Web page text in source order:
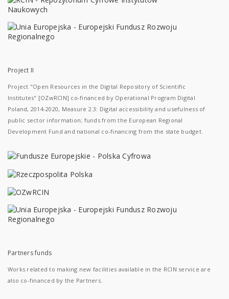
Project II
Project "Open Resources in the Digital Repository of Scientific
Institutes" [OZwRCIN] co-financed by Operational Program Digital
Poland, 2014-2020, Measure 2.3: Digital accessibility and usefulness of
public sector information; funds from the European Regional
Development Fund and national co-financing from the state budget.
Partners funds
Works related to making new facilities available in the RCIN service are
also co-financed by the Partners.